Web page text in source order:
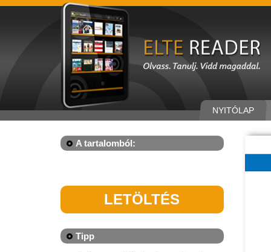
NYITÓLAP
A tartalomból:
LETÖLTÉS
Tipp